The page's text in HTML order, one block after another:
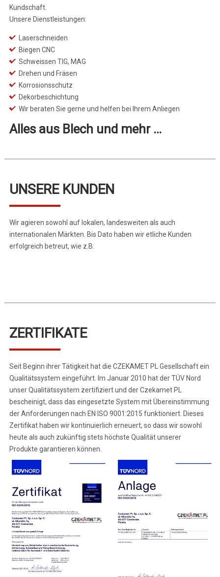
Kundschaft.
Unsere Dienstleistungen:
Laserschneiden
Biegen CNC
Schweissen TIG, MAG
Drehen und Fräsen
Korrosionsschutz
Dekorbeschichtung
Wir beraten Sie gerne und helfen bei Ihrem Anliegen
Alles aus Blech und mehr …
UNSERE KUNDEN
Wir agieren sowohl auf lokalen, landesweiten als auch
internationalen Märkten. Bis Dato haben wir etliche Kunden
erfolgreich betreut, wie z.B:
ZERTIFIKATE
Seit Beginn ihrer Tätigkeit hat die CZEKAMET PL Gesellschaft ein
Qualitätssystem eingeführt. Im Januar 2010 hat der TÜV Nord
unser Qualitätssystem zertifiziert und der Czekamet PL
bescheinigt, dass das eingesetzte System mit Übereinstimmung
der Anforderungen nach EN ISO 9001:2015 funktioniert. Dieses
Zertifikat haben wir kontinuierlich erneuert, so dass wir sowohl
heute als auch zukünftig stets höchste Qualität unserer
Produkte garantieren können.